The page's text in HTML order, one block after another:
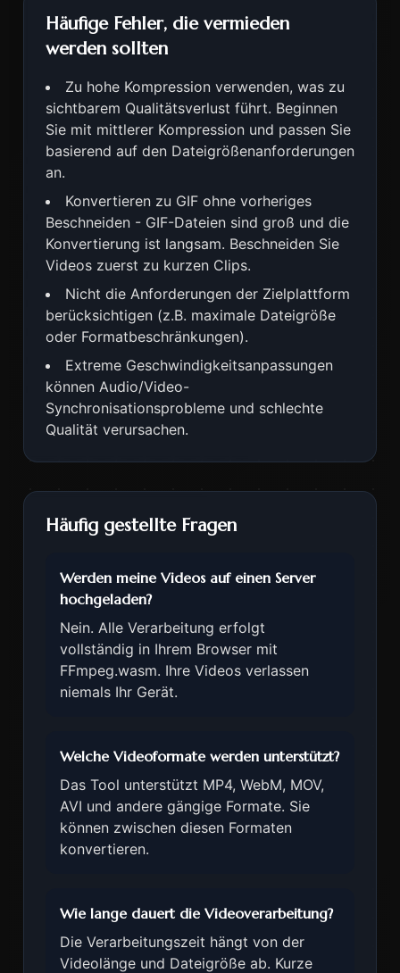
Häufige Fehler, die vermieden
werden sollten
Zu hohe Kompression verwenden, was zu
sichtbarem Qualitätsverlust führt. Beginnen
Sie mit mittlerer Kompression und passen Sie
basierend auf den Dateigrößenanforderungen
an.
Konvertieren zu GIF ohne vorheriges
Beschneiden - GIF-Dateien sind groß und die
Konvertierung ist langsam. Beschneiden Sie
Videos zuerst zu kurzen Clips.
Nicht die Anforderungen der Zielplattform
berücksichtigen (z.B. maximale Dateigröße
oder Formatbeschränkungen).
Extreme Geschwindigkeitsanpassungen
können Audio/Video-
Synchronisationsprobleme und schlechte
Qualität verursachen.
Häufig gestellte Fragen
Werden meine Videos auf einen Server
hochgeladen?
Nein. Alle Verarbeitung erfolgt
vollständig in Ihrem Browser mit
FFmpeg.wasm. Ihre Videos verlassen
niemals Ihr Gerät.
Welche Videoformate werden unterstützt?
Das Tool unterstützt MP4, WebM, MOV,
AVI und andere gängige Formate. Sie
können zwischen diesen Formaten
konvertieren.
Wie lange dauert die Videoverarbeitung?
Die Verarbeitungszeit hängt von der
Videolänge und Dateigröße ab. Kurze